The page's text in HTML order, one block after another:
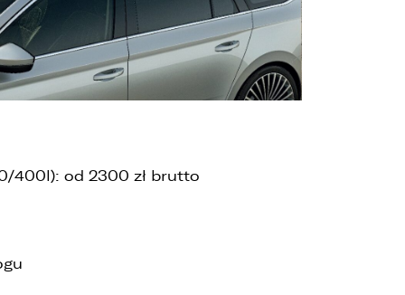
400l): od 2300 zł brutto